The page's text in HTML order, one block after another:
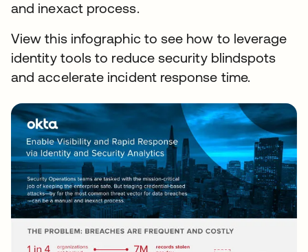
and inexact process.
View this infographic to see how to leverage
identity tools to reduce security blindspots
and accelerate incident response time.